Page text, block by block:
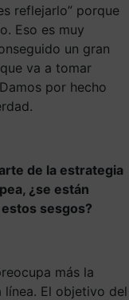
reflejarlo” porque
Eso es muy
un gran
va a tomar
por hecho
de la estrategia
¿se están
sesgos?
más la
El objetivo del